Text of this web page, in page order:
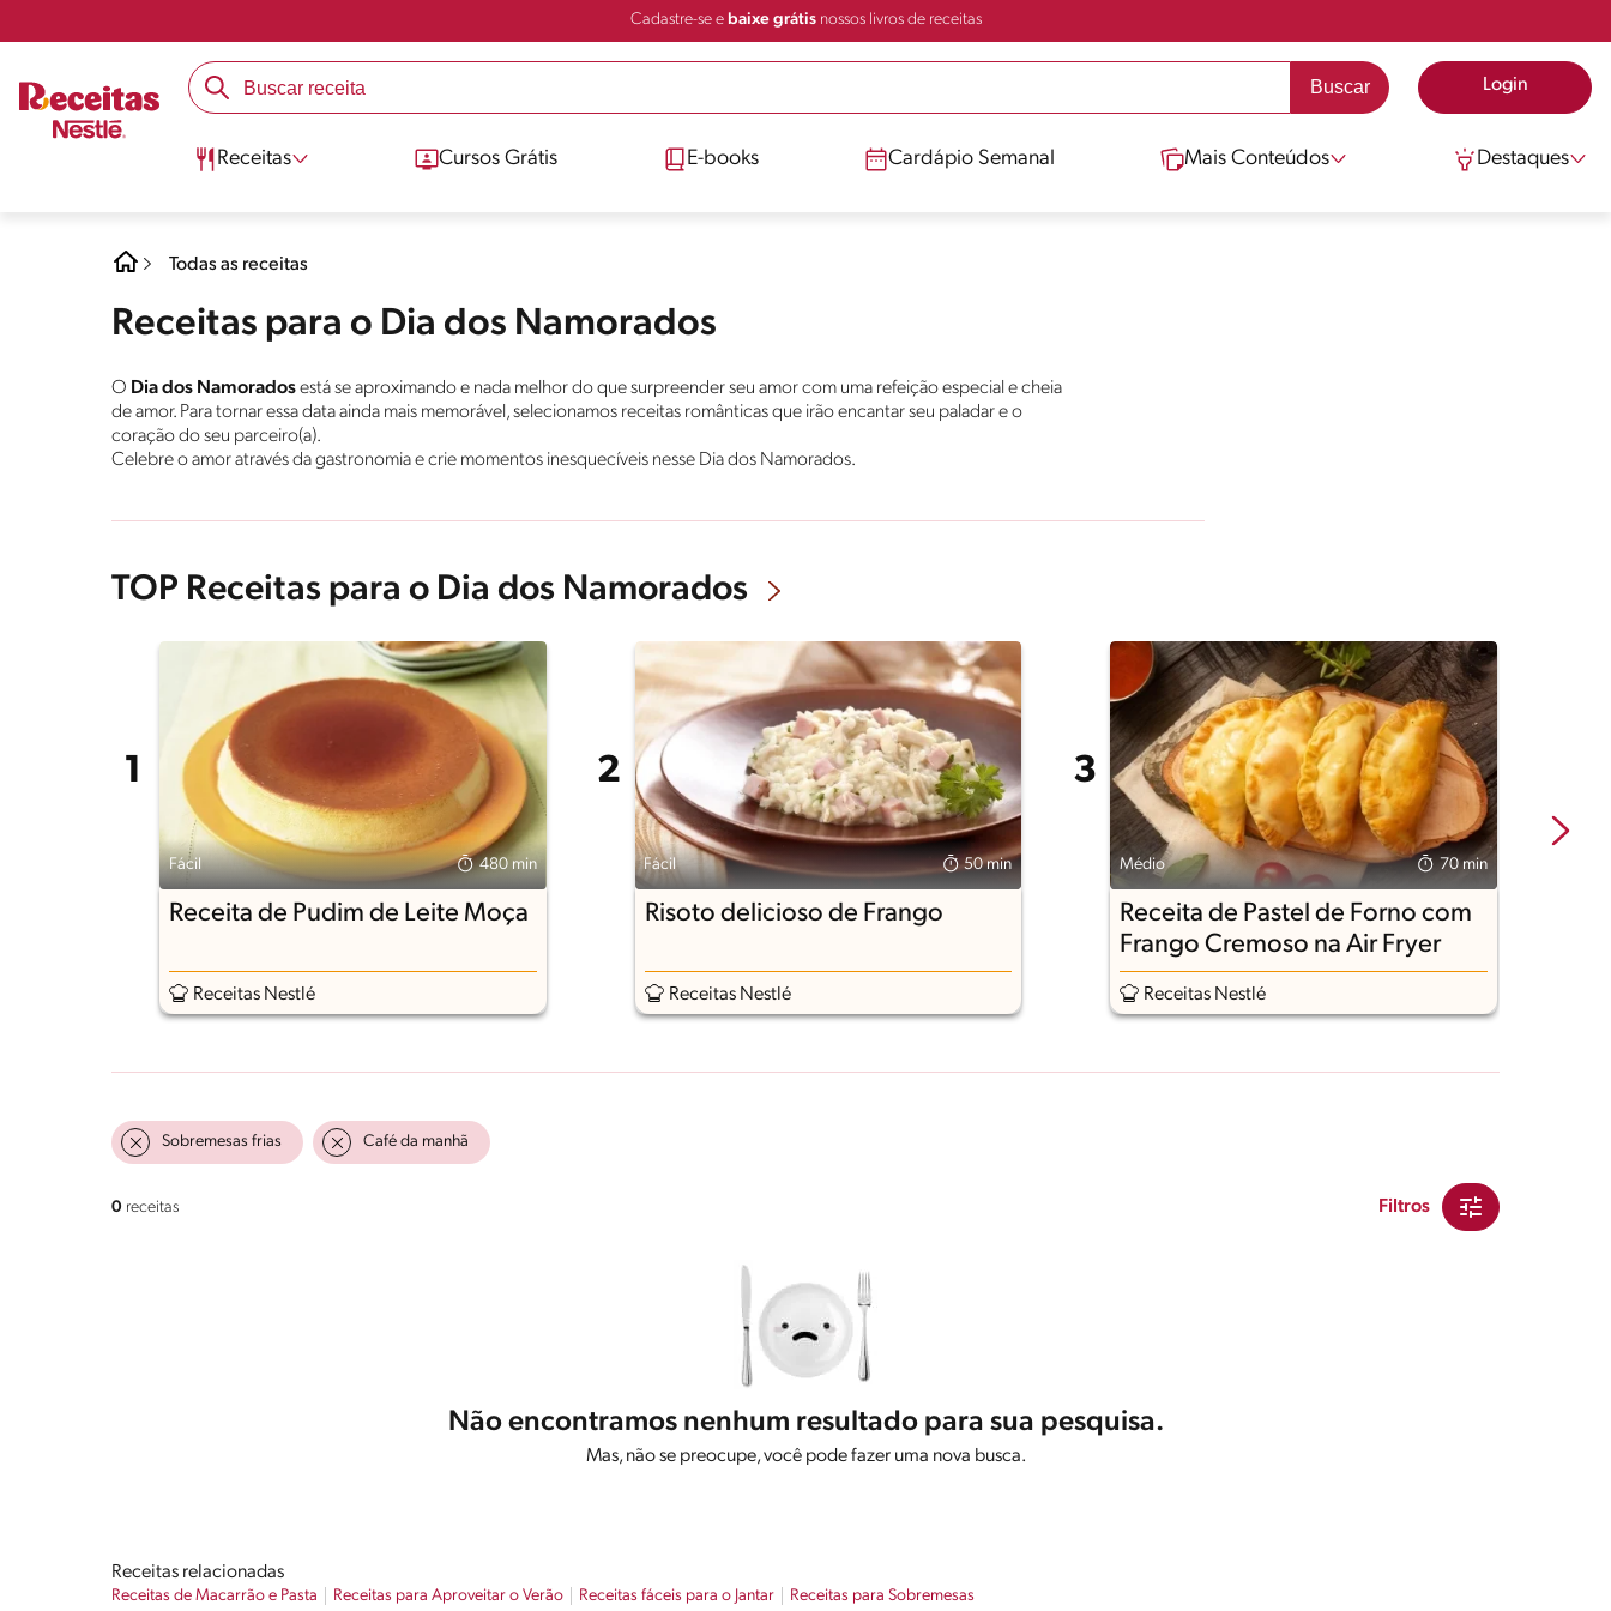
Cadastre-se e baixe grátisnossos livros de receitas
Login
Receitas Cursos Grátis E-books Cardápio Semanal Mais Conteúdos Destaques
Todas as receitas
Receitas para o Dia dos Namorados
O Dia dos Namoradosestá se aproximando e nada melhor do que surpreender seu amor com uma refeição especial e cheia
de amor. Para tornar essa data ainda mais memorável, selecionamos receitas românticas que irão encantar seu paladar e o
coração do seu parceiro(a).
Celebre o amor através da gastronomia e crie momentos inesquecíveis nesse Dia dos Namorados.
TOP Receitas para o Dia dos Namorados
Fácil 480 min
Receita de Pudim de Leite Moça
Receitas Nestlé
Fácil 50 min
Risoto delicioso de Frango
Receitas Nestlé
Médio 70 min
Receita de Pastel de Forno com
Frango Cremoso na Air Fryer
Receitas Nestlé
Sobremesas frias Café da manhã
0 receitas Filtros
Não encontramos nenhum resultado para sua pesquisa.
Mas, não se preocupe, você pode fazer uma nova busca.
Receitas relacionadas
Receitas de Macarrão e Pasta Receitas para Aproveitar o Verão Receitas fáceis para o Jantar Receitas para Sobremesas